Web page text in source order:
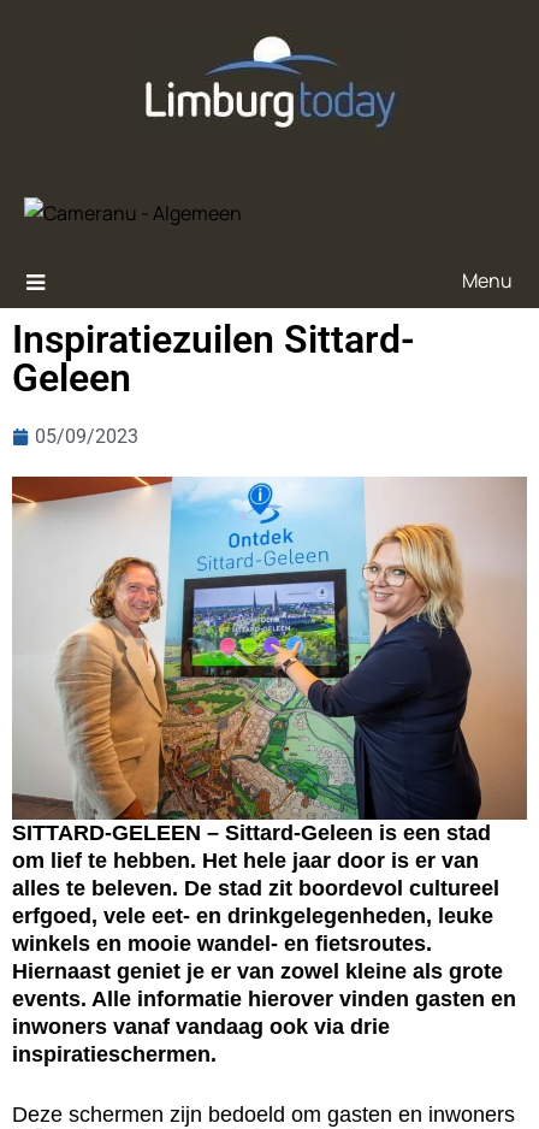
Menu
Inspiratiezuilen Sittard-
Geleen
05/09/2023
SITTARD-GELEEN – Sittard-Geleen is een stad
om lief te hebben. Het hele jaar door is er van
alles te beleven. De stad zit boordevol cultureel
erfgoed, vele eet- en drinkgelegenheden, leuke
winkels en mooie wandel- en fietsroutes.
Hiernaast geniet je er van zowel kleine als grote
events. Alle informatie hierover vinden gasten en
inwoners vanaf vandaag ook via drie
inspiratieschermen.
Deze schermen zijn bedoeld om gasten en inwoners